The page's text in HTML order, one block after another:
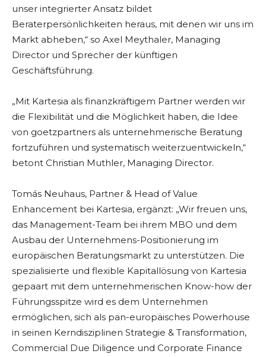
unser integrierter Ansatz bildet
Beraterpersönlichkeiten heraus, mit denen wir uns im
Markt abheben,“ so Axel Meythaler, Managing
Director und Sprecher der künftigen
Geschäftsführung.
„Mit Kartesia als finanzkräftigem Partner werden wir
die Flexibilität und die Möglichkeit haben, die Idee
von goetzpartners als unternehmerische Beratung
fortzuführen und systematisch weiterzuentwickeln,“
betont Christian Muthler, Managing Director.
Tomás Neuhaus, Partner & Head of Value
Enhancement bei Kartesia, ergänzt: „Wir freuen uns,
das Management-Team bei ihrem MBO und dem
Ausbau der Unternehmens-Positionierung im
europäischen Beratungsmarkt zu unterstützen. Die
spezialisierte und flexible Kapitallösung von Kartesia
gepaart mit dem unternehmerischen Know-how der
Führungsspitze wird es dem Unternehmen
ermöglichen, sich als pan-europäisches Powerhouse
in seinen Kerndisziplinen Strategie & Transformation,
Commercial Due Diligence und Corporate Finance